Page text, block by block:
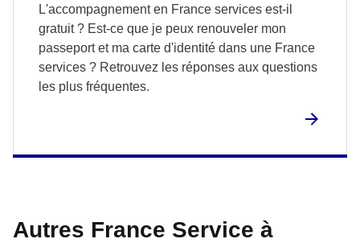
L'accompagnement en France services est-il
gratuit ? Est-ce que je peux renouveler mon
passeport et ma carte d'identité dans une France
services ? Retrouvez les réponses aux questions
les plus fréquentes.
Autres France Service à